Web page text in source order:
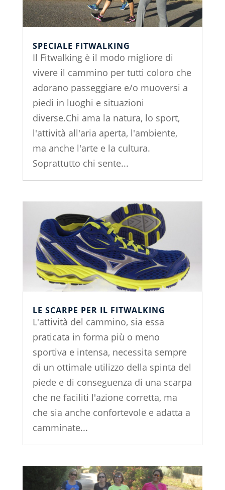
SPECIALE FITWALKING
Il Fitwalking è il modo migliore di
vivere il cammino per tutti coloro che
adorano passeggiare e/o muoversi a
piedi in luoghi e situazioni
diverse.Chi ama la natura, lo sport,
l'attività all'aria aperta, l'ambiente,
ma anche l'arte e la cultura.
Soprattutto chi sente...
LE SCARPE PER IL FITWALKING
L'attività del cammino, sia essa
praticata in forma più o meno
sportiva e intensa, necessita sempre
di un ottimale utilizzo della spinta del
piede e di conseguenza di una scarpa
che ne faciliti l'azione corretta, ma
che sia anche confortevole e adatta a
camminate...